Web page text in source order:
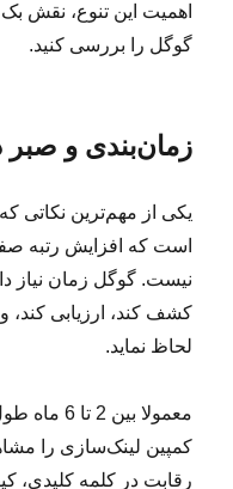
اهمیت این تنوع، نقش
گوگل را بررسی کنید.
زمان‌بندی و صبر
یکی از مهم‌ترین نکاتی که
است که افزایش رتبه
نیست. گوگل زمان نیاز
کشف کند، ارزیابی کند، و
لحاظ نماید.
معمولا
کمپین لینک‌سازی را
رقابت در کلمه کلیدی،